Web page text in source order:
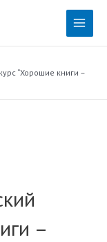
Main
“Хорошие книги –
–